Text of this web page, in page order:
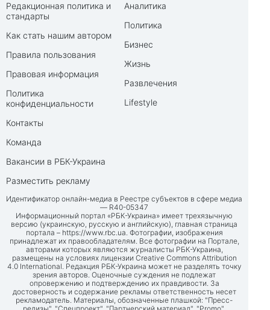
Редакционная политика и
стандарты
Как стать нашим автором
Правила пользования
Правовая информация
Политика
конфиденциальности
Контакты
Команда
Вакансии в РБК-Украина
Разместить рекламу
Аналитика
Политика
Бизнес
Жизнь
Развлечения
Lifestyle
Идентификатор онлайн-медиа в Реестре субъектов в сфере медиа
— R40-05347
Информационный портал «РБК-Украина» имеет трехязычную
версию (украинскую, русскую и английскую), главная страница
портала – https://www.rbc.ua. Фотографии, изображения
принадлежат их правообладателям. Все фотографии на Портале,
авторами которых являются журналисты РБК-Украина,
размещены на условиях лицензии Creative Commons Attribution
4.0 International. Редакция РБК-Украина может не разделять точку
зрения авторов. Оценочные суждения не подлежат
опровержению и подтверждению их правдивости. За
достоверность и содержание рекламы ответственность несет
рекламодатель. Материалы, обозначенные плашкой: "Пресс-